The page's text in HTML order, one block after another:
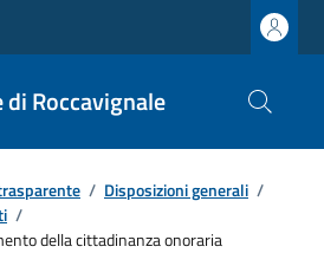
di Roccavignale
/ Disposizioni generali /
/
della cittadinanza onoraria